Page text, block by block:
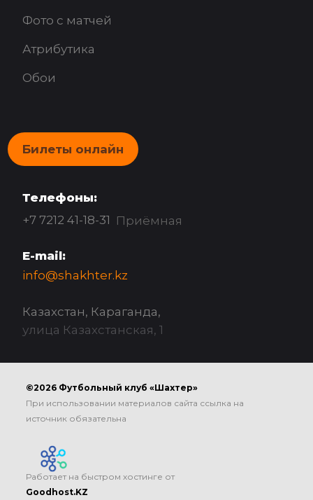
Фото с матчей
Атрибутика
Обои
Билеты онлайн
Телефоны:
+7 7212 41-18-31 Приёмная
E-mail:
info@shakhter.kz
Казахстан, Караганда,
улица Казахстанская, 1
©2026 Футбольный клуб «Шахтер»
При использовании материалов сайта ссылка на
источник обязательна
Работает на быстром хостинге от
Goodhost.KZ